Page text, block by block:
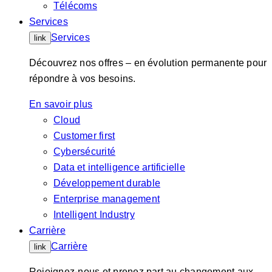
Télécoms
Services
link Services
Découvrez nos offres – en évolution permanente pour
répondre à vos besoins.
En savoir plus
Cloud
Customer first
Cybersécurité
Data et intelligence artificielle
Développement durable
Enterprise management
Intelligent Industry
Carrière
link Carrière